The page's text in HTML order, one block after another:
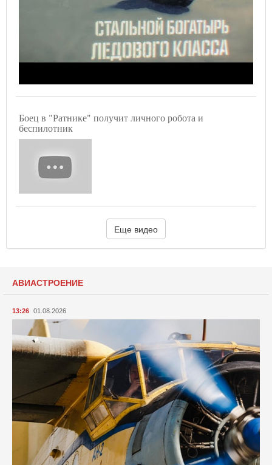
Боец в "Ратнике" получит личного робота и
беспилотник
Еще видео
АВИАСТРОЕНИЕ
13:26 01.08.2026